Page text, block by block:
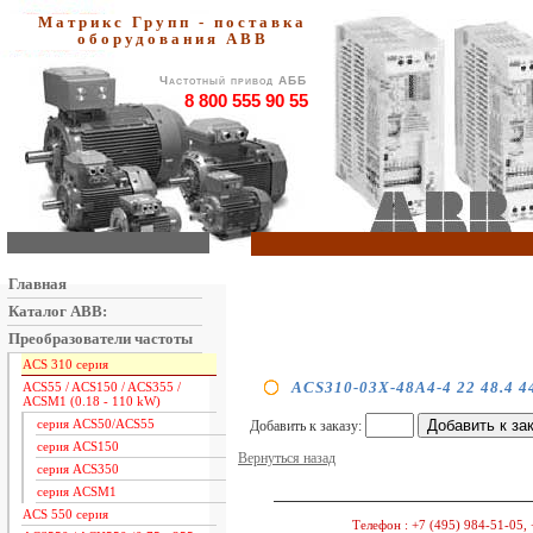
Матрикс Групп - поставка
оборудования АВВ
Частотный привод АББ
8 800 555 90 55
Главная
Каталог ABB:
Преобразователи частоты
ACS 310 серия
ACS55 / ACS150 / ACS355 /
ACSM1 (0.18 - 110 kW)
серия ACS50/ACS55
серия ACS150
серия ACS350
серия ACSM1
ACS 550 серия
ACS310-03X-48A4-4 22 48.4
Добавить к заказу:
Вернуться назад
Телефон : +7 (495) 984-51-05,